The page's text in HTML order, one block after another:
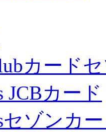
カード
JCBカード
セゾンカ